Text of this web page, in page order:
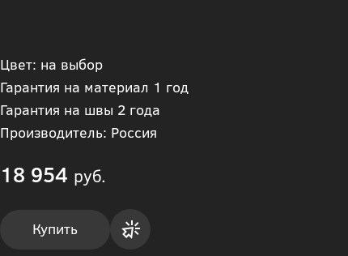
Цвет: на выбор
Гарантия на материал 1 год
Гарантия на швы 2 года
Производитель: Россия
18 954 руб.
Купить